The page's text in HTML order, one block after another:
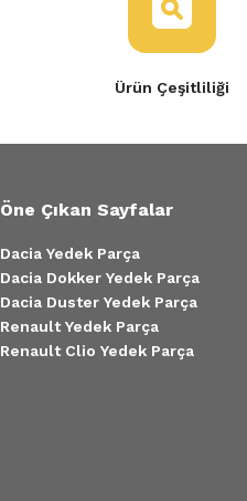
Ürün Çeşitliliği
Öne Çıkan Sayfalar
Dacia Yedek Parça
Dacia Dokker Yedek Parça
Dacia Duster Yedek Parça
Renault Yedek Parça
Renault Clio Yedek Parça